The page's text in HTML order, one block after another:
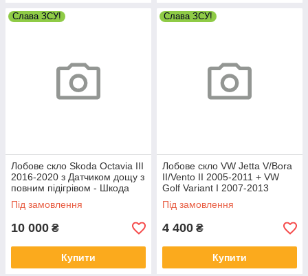
Слава ЗСУ!
Лобове скло Skoda Octavia III
2016-2020 з Датчиком дощу з
повним підігрівом - Шкода
Октавія
Під замовлення
10 000 ₴
Купити
Слава ЗСУ!
Лобове скло VW Jetta V/Bora
II/Vento II 2005-2011 + VW
Golf Variant I 2007-2013
(дзеркало 05-08, 115мм) -
Фольксваген Джетта
Під замовлення
4 400 ₴
Купити